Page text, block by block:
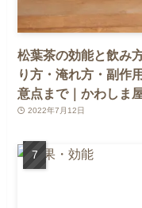
松葉茶の効能と飲み
り方・淹れ方・副作
意点まで｜かわしま
2022年7月12日